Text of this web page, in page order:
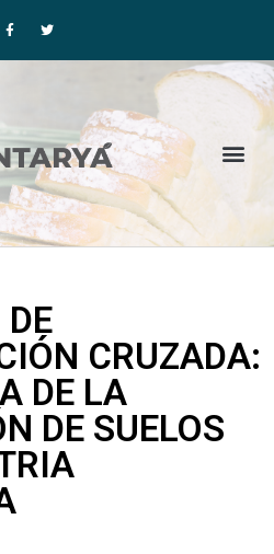
a
e
w
t
CRUZADA:
DE LA
DE SUELOS